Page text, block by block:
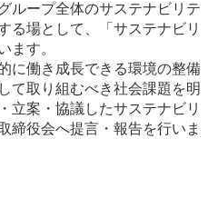
ループ全体のサステナビリテ
る場として、「サステナビリ
ます。
に働き成長できる環境の整備
て取り組むべき社会課題を明
立案・協議したサステナビリ
締役会へ提言・報告を行いま